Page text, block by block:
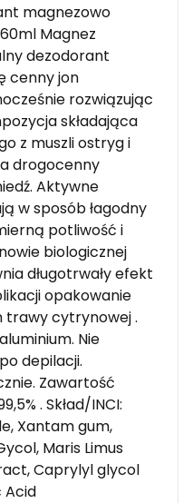
magnezowo
Magnez
dezodorant
cenny jon
rozwiązując
składająca
z muszli ostryg i
drogocenny
Aktywne
w sposób łagodny
potliwość i
biologicznej
długotrwały efekt
opakowanie
trawy cytrynowej .
Nie
depilacji.
Zawartość
. Skład/INCI:
Xantam gum,
Maris Limus
Caprylyl glycol
Acid